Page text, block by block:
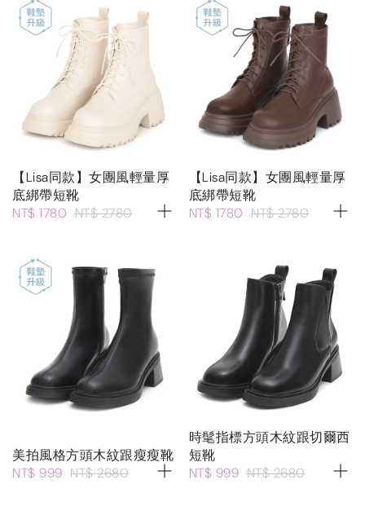
【Lisa同款】女團風輕量厚
底綁帶短靴
NT$ 1780 NT$ 2780
【Lisa同款】女團風輕量厚
底綁帶短靴
NT$ 1780 NT$ 2780
美拍風格方頭木紋跟瘦瘦靴
NT$ 999 NT$ 2680
時髦指標方頭木紋跟切爾西
短靴
NT$ 999 NT$ 2680